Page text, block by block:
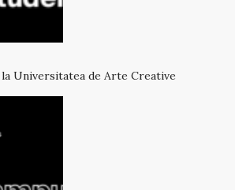
Universitatea de Arte Creative